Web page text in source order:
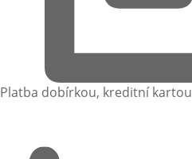
Platba dobírkou, kreditní kartou